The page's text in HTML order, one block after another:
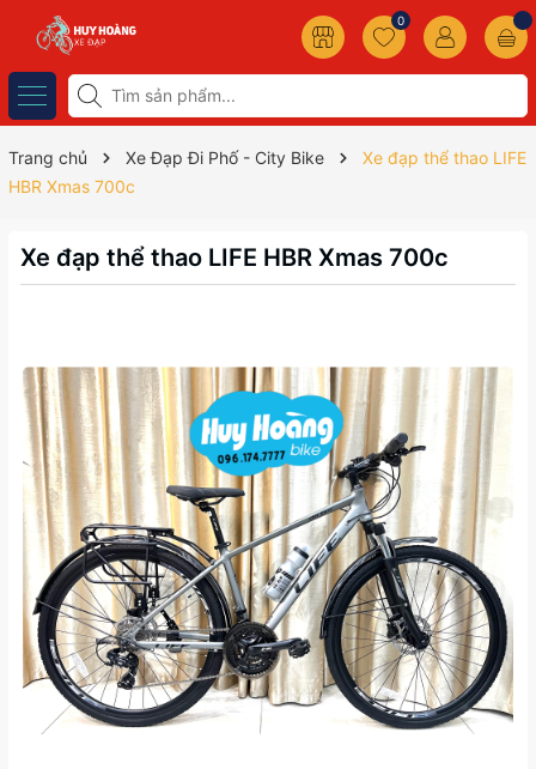
0
Trang chủ Xe Đạp Đi Phố - City Bike
Xe đạp thể thao LIFE
HBR Xmas 700c
Xe đạp thể thao LIFE HBR Xmas 700c